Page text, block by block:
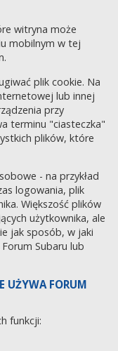
witryna może
mobilnym w tej
plik cookie. Na
lub innej
przy
terminu "ciasteczka"
plików, które
- na przykład
logowania, plik
Większość plików
użytkownika, ale
jak sposób, w jaki
Subaru lub
UŻYWA FORUM
funkcji: